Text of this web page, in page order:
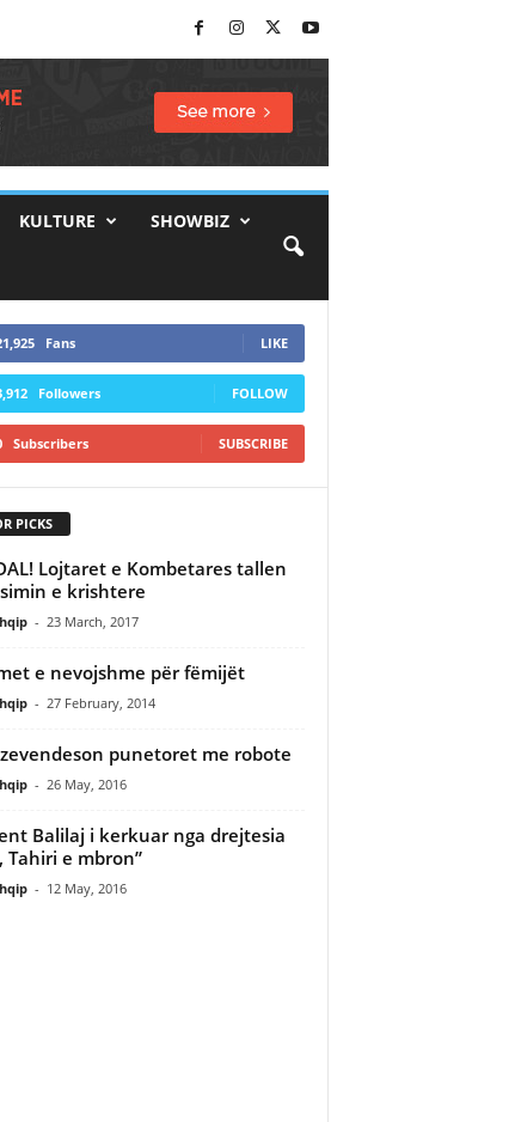
KULTURE SHOWBIZ
Fans LIKE
Followers FOLLOW
Subscribers SUBSCRIBE
PICKS
Lojtaret e Kombetares tallen
e krishtere
- 23 March, 2017
e nevojshme për fëmijët
- 27 February, 2014
punetoret me robote
- 26 May, 2016
Balilaj i kerkuar nga drejtesia
Tahiri e mbron”
- 12 May, 2016